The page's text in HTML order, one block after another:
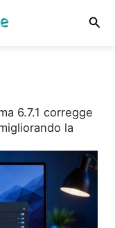
6.7.1 corregge
la